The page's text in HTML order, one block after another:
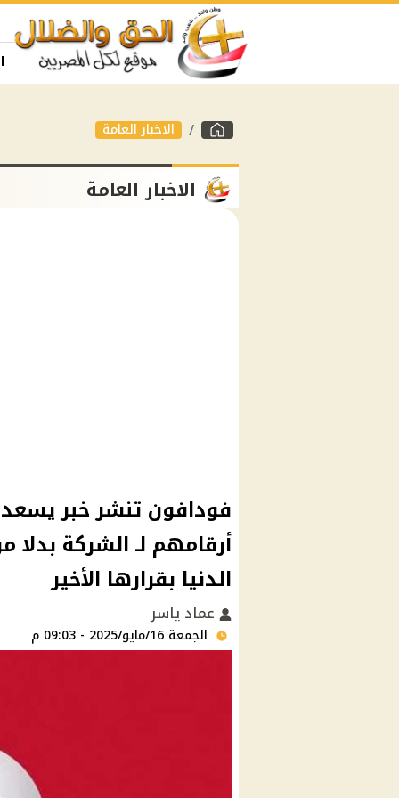
الاخبار العامة
الاخبار العامة
فودافون تنشر خبر
أرقامهم لـ الشركة
الدنيا بقرارها الأخير
عماد ياسر
الجمعة 16/مايو/2025 - 09:03 م